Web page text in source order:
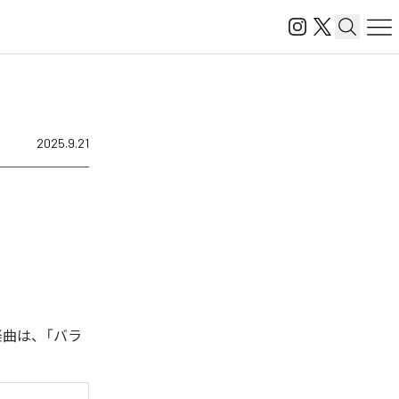
2025.9.21
は、「バラ